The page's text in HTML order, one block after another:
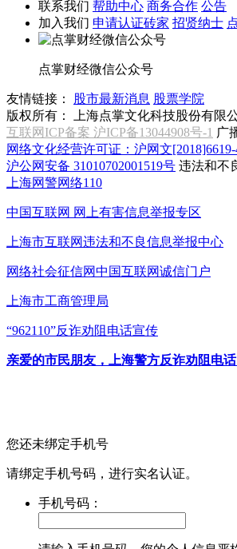
联系我们 帮助中心 商务合作 公告
加入我们 申请认证砖家 招贤纳士
点掌财经微信公众号
友情链接： 股市最新消息 股票学院
版权所有：
上海点掌文化科技股份有限
互联网ICP备案 沪ICP备13044908号-1 广
网络文化经营许可证：沪网文
沪公网安备 31010702001519号 违法和不
上海网警网络110
中国互联网 网上有害信息举报专区
上海市互联网违法和不良信息举报中心
网络社会征信网中国互联网诚信门户
上海市工商管理局
“962110”反诈劝阻电话宣传
亲爱的市民朋友，上海警方反诈劝阻电
您还未绑定手机号
请绑定手机号码，进行实名认证。
手机号码：